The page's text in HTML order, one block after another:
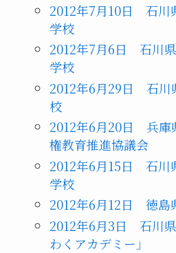
2012年7月10日 石川
学校
2012年7月6日 石川
学校
2012年6月29日 石川
校
2012年6月20日 兵庫
権教育推進協議会
2012年6月15日 石川
学校
2012年6月12日 徳島
2012年6月3日 石川
わくアカデミー」